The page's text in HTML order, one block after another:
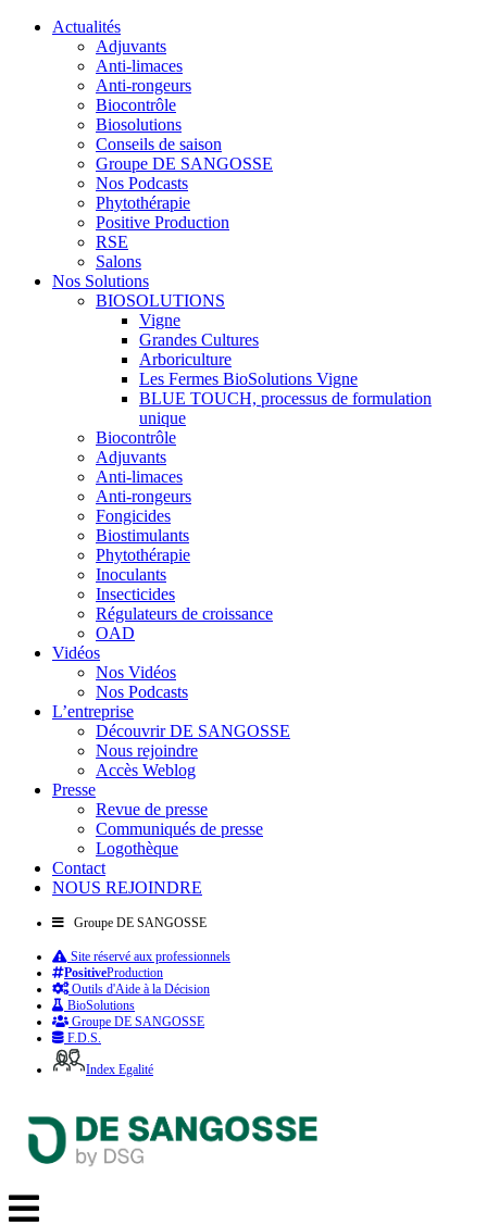
Actualités
Adjuvants
Anti-limaces
Anti-rongeurs
Biocontrôle
Biosolutions
Conseils de saison
Groupe DE SANGOSSE
Nos Podcasts
Phytothérapie
Positive Production
RSE
Salons
Nos Solutions
BIOSOLUTIONS
Vigne
Grandes Cultures
Arboriculture
Les Fermes BioSolutions Vigne
BLUE TOUCH, processus de formulation
unique
Biocontrôle
Adjuvants
Anti-limaces
Anti-rongeurs
Fongicides
Biostimulants
Phytothérapie
Inoculants
Insecticides
Régulateurs de croissance
OAD
Vidéos
Nos Vidéos
Nos Podcasts
L’entreprise
Découvrir DE SANGOSSE
Nous rejoindre
Accès Weblog
Presse
Revue de presse
Communiqués de presse
Logothèque
Contact
NOUS REJOINDRE
Groupe DE SANGOSSE
Site réservé aux professionnels
PositiveProduction
Outils d'Aide à la Décision
BioSolutions
Groupe DE SANGOSSE
F.D.S.
Index Egalité